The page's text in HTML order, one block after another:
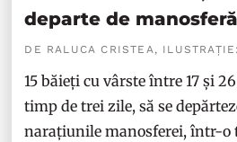
departe de
DE RALUCA CRISTEA,
15 băieți cu vârste între 17 și
timp de trei zile, să se
narațiunile manosferei, într-o